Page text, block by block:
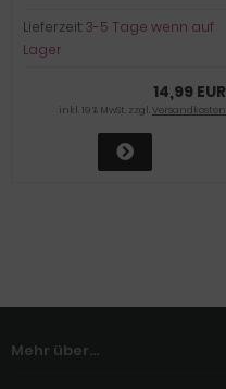
Lieferzeit:3-5 Tage wenn auf
Lager
14,99 EUR
inkl. 19 % MwSt. zzgl.Versandkosten
Mehr über...